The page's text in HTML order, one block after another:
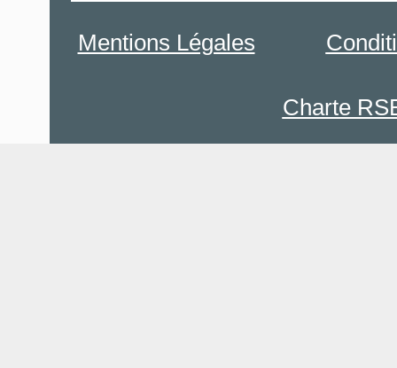
Mentions Légales
Charte